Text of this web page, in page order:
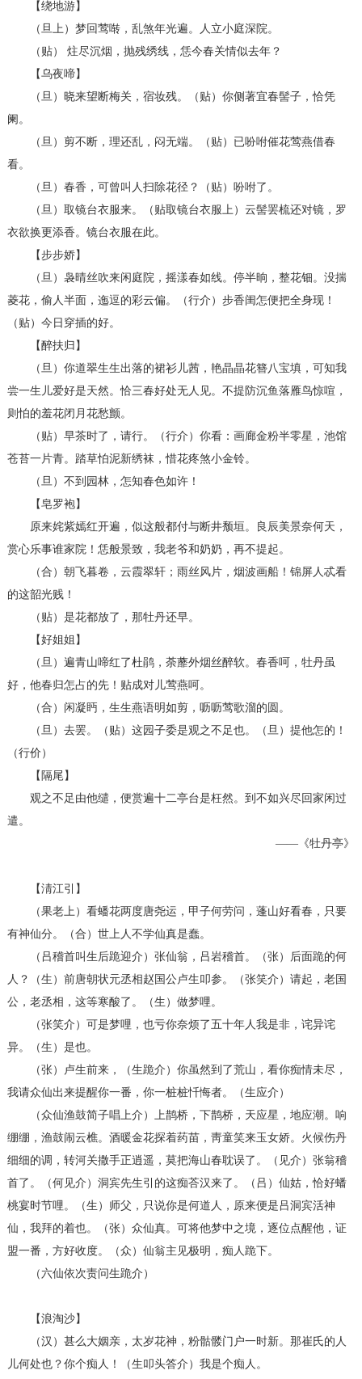
【绕地游】
（旦上）梦回莺啭，乱煞年光遍。人立小庭深院。
（贴） 炷尽沉烟，抛残绣线，恁今春关情似去年？
【乌夜啼】
（旦）晓来望断梅关，宿妆残。（贴）你侧著宜春髻子，恰凭
阑。
（旦）剪不断，理还乱，闷无端。（贴）已吩咐催花莺燕借春
看。
（旦）春香，可曾叫人扫除花径？（贴）吩咐了。
（旦）取镜台衣服来。（贴取镜台衣服上）云髻罢梳还对镜，罗
衣欲换更添香。镜台衣服在此。
【步步娇】
（旦）袅晴丝吹来闲庭院，摇漾春如线。停半晌，整花钿。没揣
菱花，偷人半面，迤逗的彩云偏。（行介）步香闺怎便把全身现！
（贴）今日穿插的好。
【醉扶归】
（旦）你道翠生生出落的裙衫儿茜，艳晶晶花簪八宝填，可知我
尝一生儿爱好是天然。恰三春好处无人见。不提防沉鱼落雁鸟惊喧，
则怕的羞花闭月花愁颤。
（贴）早茶时了，请行。（行介）你看：画廊金粉半零星，池馆
苍苔一片青。踏草怕泥新绣袜，惜花疼煞小金铃。
（旦）不到园林，怎知春色如许！
【皂罗袍】
原来姹紫嫣红开遍，似这般都付与断井颓垣。良辰美景奈何天，
赏心乐事谁家院！恁般景致，我老爷和奶奶，再不提起。
（合）朝飞暮卷，云霞翠轩；雨丝风片，烟波画船！锦屏人忒看
的这韶光贱！
（贴）是花都放了，那牡丹还早。
【好姐姐】
（旦）遍青山啼红了杜鹃，荼蘼外烟丝醉软。春香呵，牡丹虽
好，他春归怎占的先！贴成对儿莺燕呵。
（合）闲凝眄，生生燕语明如剪，呖呖莺歌溜的圆。
（旦）去罢。（贴）这园子委是观之不足也。（旦）提他怎的！
（行价）
【隔尾】
观之不足由他缱，便赏遍十二亭台是枉然。到不如兴尽回家闲过
遣。
——《牡丹亭》
【淸江引】
（果老上）看蟠花两度唐尧运，甲子何劳问，蓬山好看春，只要
有神仙分。（合）世上人不学仙真是蠢。
（吕稽首叫生后跪迎介）张仙翁，吕岩稽首。（张）后面跪的何
人？（生）前唐朝状元丞相赵国公卢生叩参。（张笑介）请起，老国
公，老丞相，这等寒酸了。（生）做梦哩。
（张笑介）可是梦哩，也亏你奈烦了五十年人我是非，诧异诧
异。（生）是也。
（张）卢生前来，（生跪介）你虽然到了荒山，看你痴情未尽，
我请众仙出来提醒你一番，你一桩桩忏悔者。（生应介）
（众仙渔鼓简子唱上介）上鹊桥，下鹊桥，天应星，地应潮。响
绷绷，渔鼓闹云樵。酒暖金花探着药苗，靑童笑来玉女娇。火候伤丹
细细的调，转河关撒手正逍遥，莫把海山春耽误了。（见介）张翁稽
首了。（何见介）洞宾先生引的这痴荅汉来了。（吕）仙姑，恰好蟠
桃宴时节哩。（生）师父，只说你是何道人，原来便是吕洞宾活神
仙，我拜的着也。（张）众仙真。可将他梦中之境，逐位点醒他，证
盟一番，方好收度。（众）仙翁主见极明，痴人跪下。
（六仙依次责问生跪介）
【浪淘沙】
（汉）甚么大姻亲，太岁花神，粉骷髅门户一时新。那崔氏的人
儿何处也？你个痴人！（生叩头答介）我是个痴人。